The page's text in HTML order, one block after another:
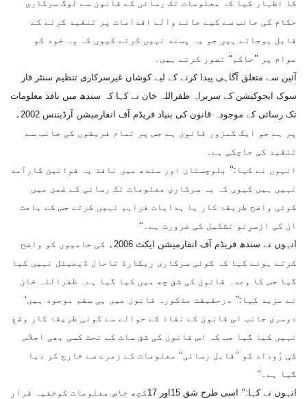
کا اظہار کیا کہ معلومات تک رسائی کے قانون سے لوگ سرکاری
حکام کی جانب سے کیے جانے والے اقدامات پر تنقید کرنے کے
قابل ہوجاتے ہیں جو یہ پسند نہیں کرتے کیوں کہ وہ خود کو
عوام پر ’’حاکم‘‘ تصور کرتے ہیں۔
آئین سے متعلق آگاہی پیدا کرنے کے لیے کوشاں غیرسرکاری تنظیم سنٹر فار
سوک ایجوکیشن کے سربراہ ظفراللہ خان نے کہا کہ سندھ میں نافذ معلومات
تک رسائی کے موجودہ قانون کی بنیاد فریڈم آف انفارمیشن آرڈیننس 2002ء
پر ہے جو ایک کمزور قانون ہے جس پر تمام فریقوں کی جانب سے
تنقید کی جاچکی ہے۔
انہوں نے کہا:’’ بلوچستان اور سندھ میں نافذ یہ قوانین کارآمد
نہیں ہیں کیوں کہ یہ سرکاری معلومات تک رسائی کے ضمن میں
کوئی واضح طریقۂ کار یا ہدایات فراہم نہیں کرتے جس کے باعث
ان کی ازسرِنو تشکیل کی ضرورت ہے۔‘‘
انہوں نے سندھ فریڈم آف انفارمیشن ایکٹ 2006ء کی خامیوں کو واضح
کرتے ہوئے کہا کہ کوئی سرکاری ریکارڈ تاحال ڈیجیٹل نہیں کیا
گیا جس کا وعدہ قانون کی شق چھ میں کیا گیا ہے۔ ظفراللہ خان
نے مزید کہا:’’ درحقیقت مذکورہ قانون میں ہی سقم موجود ہیں‘
دوسری جانب اس قانون کے نفاذ کے حوالے سے کوئی طریقۂ کار وضع
نہیں کیا گیا جب کہ اس قانون کی شق سات کے تحت کسی بھی اجلاس
کی رُوداد کو ’’قابل رسائی‘‘ معلومات کے زمرے سے خارج کر دیا
گیا ہے۔‘‘
انہوں نے کہا:’’ اسی طرح شق 15اور 17کچھ خاص معلومات کوخفیہ قرار